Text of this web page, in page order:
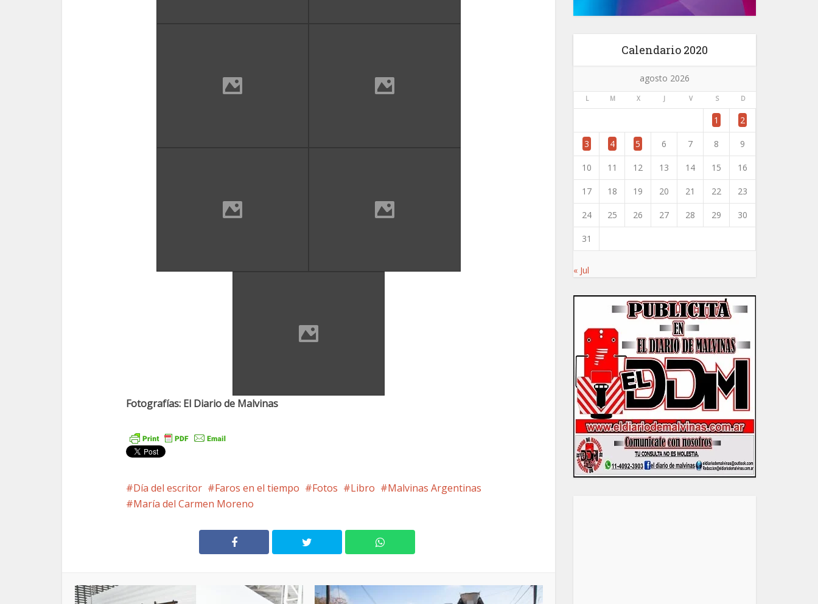
Fotografías: El Diario de Malvinas
Día del escritor Faros en el tiempo Fotos Libro
Malvinas Argentinas
María del Carmen Moreno
Calendario 2020
agosto 2026
L M X J V S D
1 2
3 4 5 6 7 8 9
10 11 12 13 14 15 16
17 18 19 20 21 22 23
24 25 26 27 28 29 30
31
« Jul